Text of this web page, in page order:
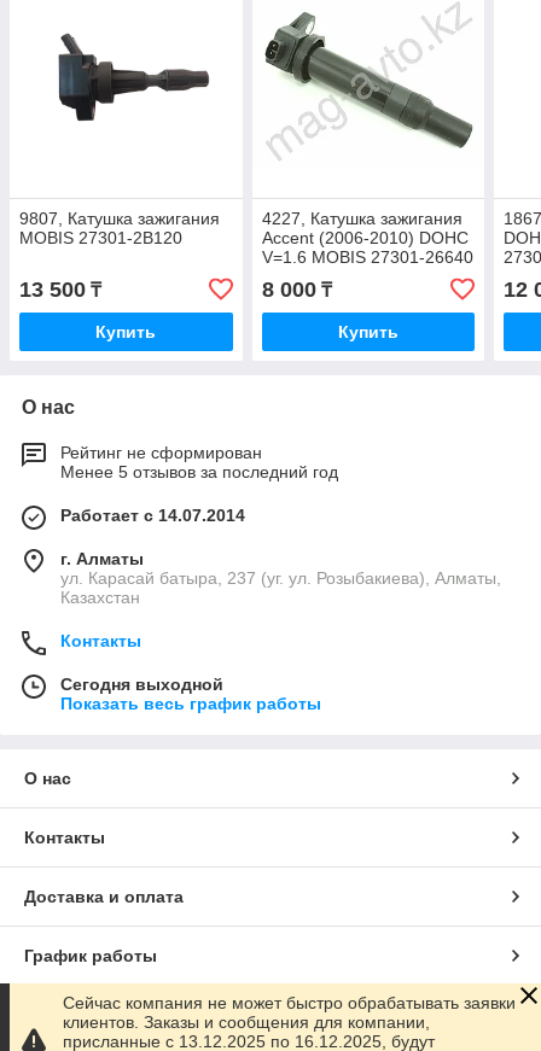
9807, Катушка зажигания
MOBIS 27301-2B120
13 500 ₸
Купить
4227, Катушка зажигания
Accent (2006-2010) DOHC
V=1.6 MOBIS 27301-26640
8 000₸
Купить
12
О нас
Рейтинг не сформирован
Менее 5 отзывов за последний год
Работает с 14.07.2014
г. Алматы
ул. Карасай батыра, 237 (уг. ул. Розыбакиева), Алматы,
Казахстан
Контакты
Сегодня выходной
Показать весь график работы
О нас
Контакты
Доставка и оплата
График работы
Полная версия сайта
Сейчас компания не может быстро обрабатывать заявки
клиентов. Заказы и сообщения для компании,
присланные с 13.12.2025 по 16.12.2025, будут